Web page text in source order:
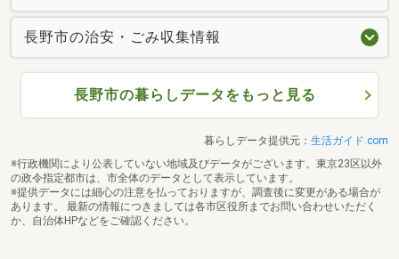
長野市の治安・ごみ収集情報
長野市の暮らしデータをもっと見る
暮らしデータ提供元： 生活ガイド.com
※行政機関により公表していない地域及びデータがございます。東京23区以外
の政令指定都市は、市全体のデータとして表示しています。
※提供データには細心の注意を払っておりますが、調査後に変更がある場合が
あります。 最新の情報につきましては各市区役所までお問い合わせいただく
か、自治体HPなどをご確認ください。